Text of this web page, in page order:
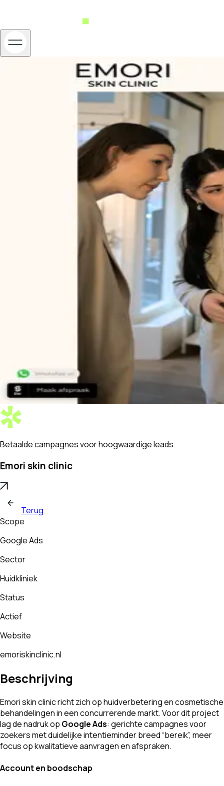
Betaalde campagnesvoor hoogwaardigeleads.
Emori skin clinic
Terug
Scope
Google Ads
Sector
Huidkliniek
Status
Actief
Website
emoriskinclinic.nl
Beschrijving
Emori skin clinic richt zich op huidverbetering en cosmetische
behandelingen in een concurrerende markt. Voor dit project
lag de nadruk op Google Ads: gerichte campagnes voor
zoekers met duidelijke intentieminder breed “bereik”, meer
focus op kwalitatieve aanvragen en afspraken.
Account en boodschap